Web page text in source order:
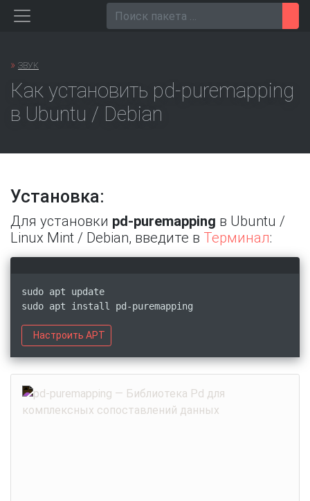
Перейти
» ЗВУК
Как установить pd-puremapping
в Ubuntu / Debian
Установка:
Для установки pd-puremapping в Ubuntu /
Linux Mint / Debian, введите в Терминал:
sudo apt update
sudo apt install pd-puremapping
Настроить APT